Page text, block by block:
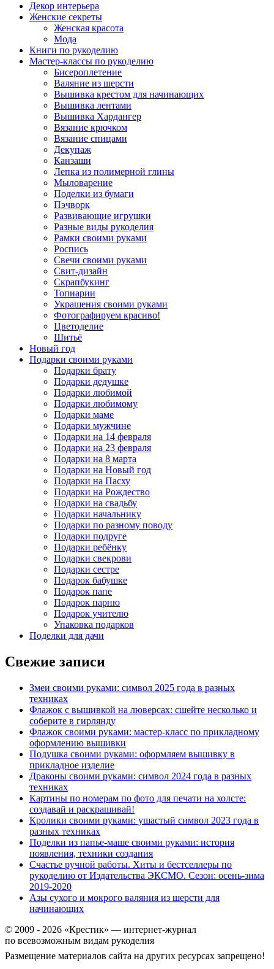
Декор интерьера
Женские секреты
Женская красота
Мода
Книги по рукоделию
Мастер-классы по рукоделию
Бисероплетение
Валяние из шерсти
Вышивка крестом для начинающих
Вышивка лентами
Вышивка Хардангер
Вязание крючком
Вязание спицами
Декупаж
Канзаши
Лепка из полимерной глины
Мыловарение
Поделки из бумаги
Пэчворк
Развивающие игрушки
Разные виды рукоделия
Рамки своими руками
Роспись
Свечи своими руками
Свит-дизайн
Скрапбукинг
Топиарии
Украшения своими руками
Фотографируем красиво!
Цветоделие
Шитьё
Новый год
Подарки своими руками
Подарки брату
Подарки дедушке
Подарки любимой
Подарки любимому
Подарки маме
Подарки мужчине
Подарки на 14 февраля
Подарки на 23 февраля
Подарки на 8 марта
Подарки на Новый год
Подарки на Пасху
Подарки на Рождество
Подарки на свадьбу
Подарки начальнику
Подарки по разному поводу
Подарки подруге
Подарки ребёнку
Подарки свекрови
Подарки сестре
Подарок бабушке
Подарок папе
Подарок парню
Подарок учителю
Упаковка подарков
Поделки для дачи
Свежие записи
Змеи своими руками: символ 2025 года в разных
техниках
Флажок с вышивкой на люверсах: сшейте несколько и
соберите в гирлянду
Флажок своими руками: мастер-класс по прикладному
оформлению вышивки
Подушка своими руками: оформляем вышивку в
прикладное изделие
Драконы своими руками: символ 2024 года в разных
техниках
Картины по номерам по фото для печати на холсте:
создавай и раскрашивай!
Кролики своими руками: ушастый символ 2023 года в
разных техниках
Поделки из папье-маше своими руками: история
появления, техники создания
Счастье ручной работы. Хиты и бестселлеры по
рукоделию от Издательства ЭКСМО. Сезон: осень-зима
2019-2020
Азы сухого и мокрого валяния из шерсти для
начинающих
© 2009 - 2026 «Крестик» — интернет-журнал
по всевозможным видам рукоделия
Размещение материалов сайта на других ресурсах запрещено!